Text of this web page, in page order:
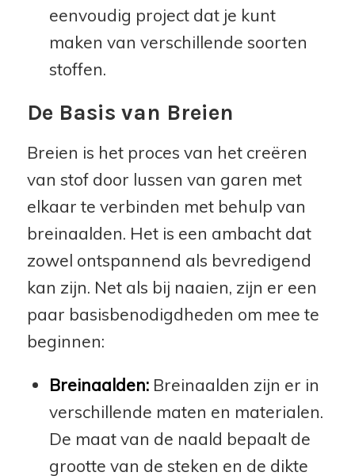
eenvoudig project dat je kunt
maken van verschillende soorten
stoffen.
De Basis van Breien
Breien is het proces van het creëren
van stof door lussen van garen met
elkaar te verbinden met behulp van
breinaalden. Het is een ambacht dat
zowel ontspannend als bevredigend
kan zijn. Net als bij naaien, zijn er een
paar basisbenodigdheden om mee te
beginnen:
Breinaalden:Breinaalden zijn er in
verschillende maten en materialen.
De maat van de naald bepaalt de
grootte van de steken en de dikte